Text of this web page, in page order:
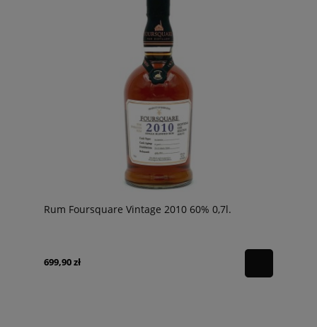
Rum Foursquare Vintage 2010 60% 0,7l.
699,90 zł